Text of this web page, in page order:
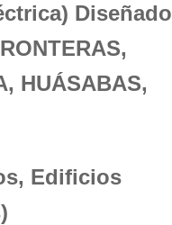
Diseñado
HUÁSABAS,
Edificios